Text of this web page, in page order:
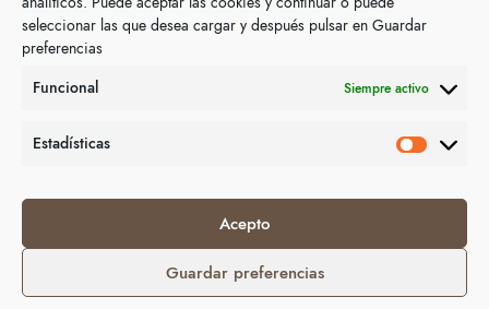
seleccionar las que desea cargar y después pulsar en Guardar
preferencias
Funcional
Siempre activo
Estadísticas
Acepto
Guardar preferencias
Productos relacionados